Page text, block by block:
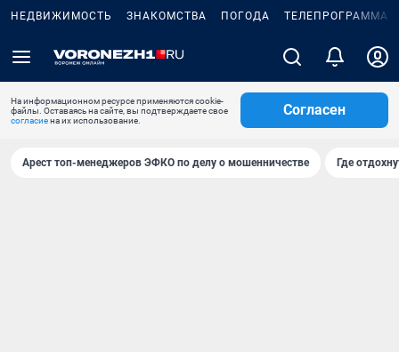
НЕДВИЖИМОСТЬ ЗНАКОМСТВА ПОГОДА ТЕЛЕПРОГРАММА
На информационном ресурсе применяются cookie-
файлы. Оставаясь на сайте, вы подтверждаете свое
согласиена их использование.
Согласен
Арест топ-менеджеров ЭФКО по делу о мошенничестве Где